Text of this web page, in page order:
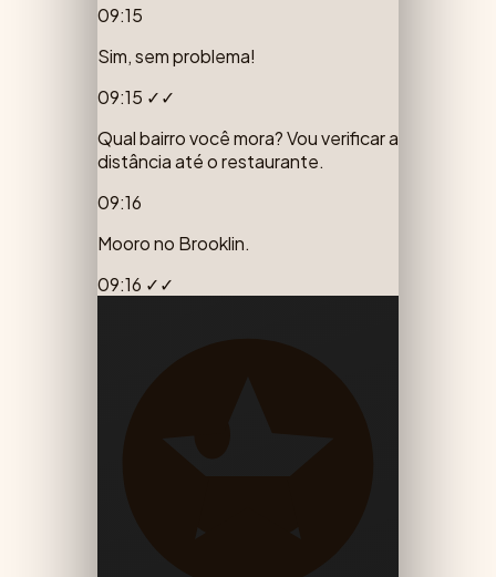
09:15
Sim, sem problema!
09:15 ✓✓
Qual bairro você mora? Vou verificar a
distância até o restaurante.
09:16
Mooro no Brooklin.
09:16 ✓✓